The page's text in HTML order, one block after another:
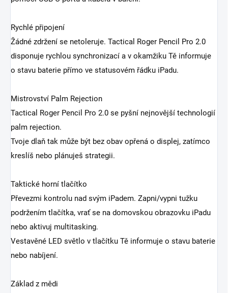
Rychlé připojení
Žádné zdržení se netoleruje. Tactical Roger Pencil Pro 2.0
disponuje rychlou synchronizací a v okamžiku Tě informuje
o stavu baterie přímo ve statusovém řádku iPadu.
Mistrovství Palm Rejection
Tactical Roger Pencil Pro 2.0 se pyšní nejnovější technologií
palm rejection.
Tvoje dlaň tak může být bez obav opřená o displej, zatímco
kreslíš nebo plánuješ strategii.
Taktické horní tlačítko
Převezmi kontrolu nad svým iPadem. Zapni/vypni tužku
podržením tlačítka, vrať se na domovskou obrazovku iPadu
nebo aktivuj multitasking.
Vestavěné LED světlo v tlačítku Tě informuje o stavu baterie
nebo nabíjení.
Základ z mědi